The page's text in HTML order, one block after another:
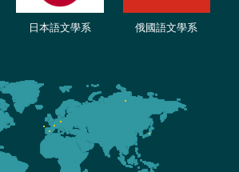
日本語文學系 俄國語文學系